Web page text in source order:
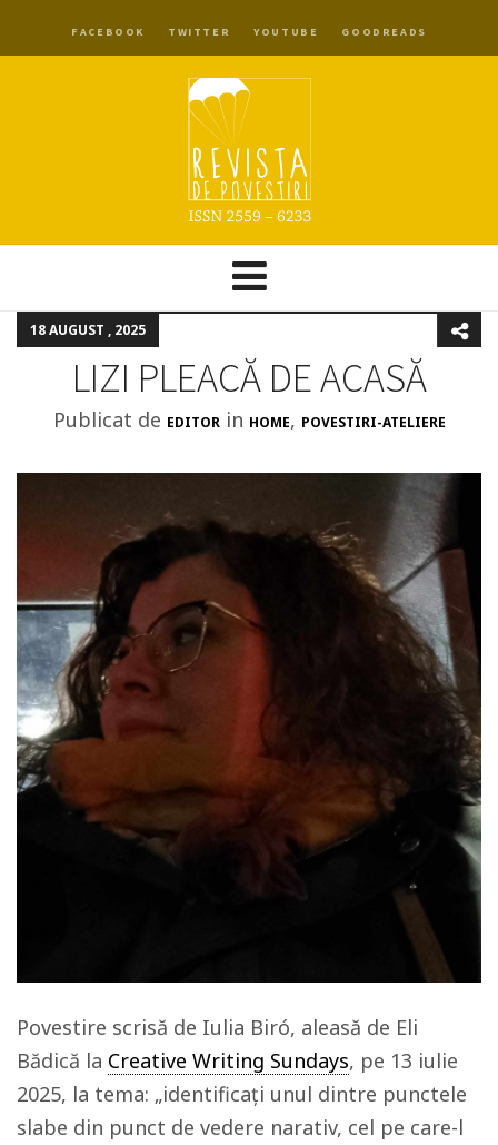
FACEBOOK TWITTER YOUTUBE GOODREADS
18 AUGUST , 2025
LIZI PLEACĂ DE ACASĂ
Publicat de EDITOR in HOME, POVESTIRI-ATELIERE
Povestire scrisă de Iulia Biró, aleasă de Eli
Bădică la Creative Writing Sundays, pe 13 iulie
2025, la tema: „identificați unul dintre punctele
slabe din punct de vedere narativ, cel pe care-l